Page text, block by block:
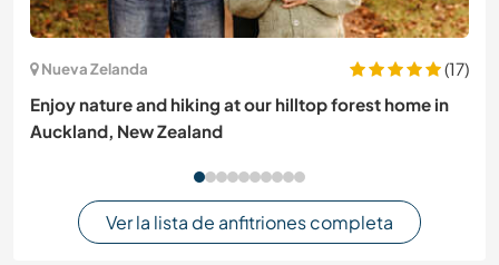
Nueva Zelanda
(17)
Enjoy nature and hiking at our hilltop forest home in
Auckland, New Zealand
Ver la lista de anfitriones completa